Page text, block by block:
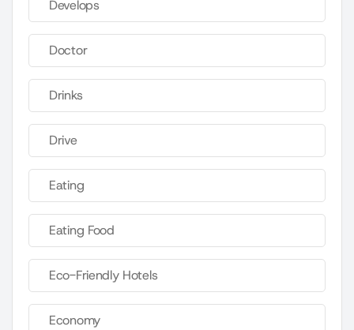
Develops
Doctor
Drinks
Drive
Eating
Eating Food
Eco-Friendly Hotels
Economy